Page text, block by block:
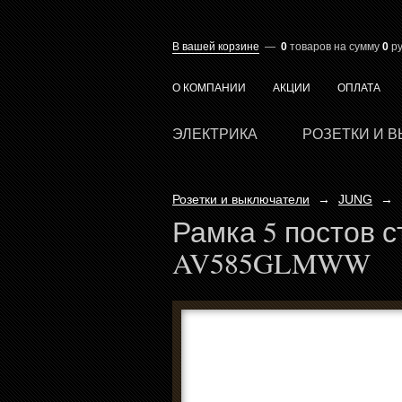
В вашей корзине — 0 товаров на сумму 0
О КОМПАНИИ АКЦИИ ОПЛАТА
ЭЛЕКТРИКА РОЗЕТКИ И
Розетки и выключатели → JUNG →
Рамка 5 постов
AV585GLMWW